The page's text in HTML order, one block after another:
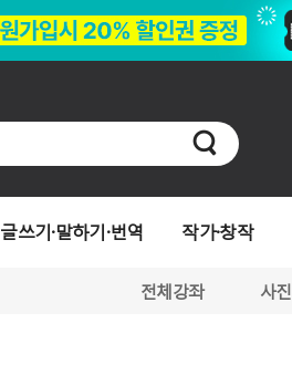
글쓰기·말하기·번역 작가·창작
전체강좌 사진